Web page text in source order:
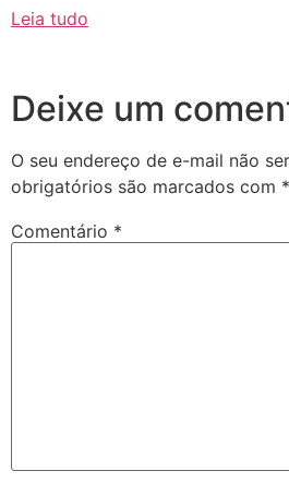
Leia tudo
Deixe um
O seu endereço de e-mail não
obrigatórios são marcados com *
Comentário *